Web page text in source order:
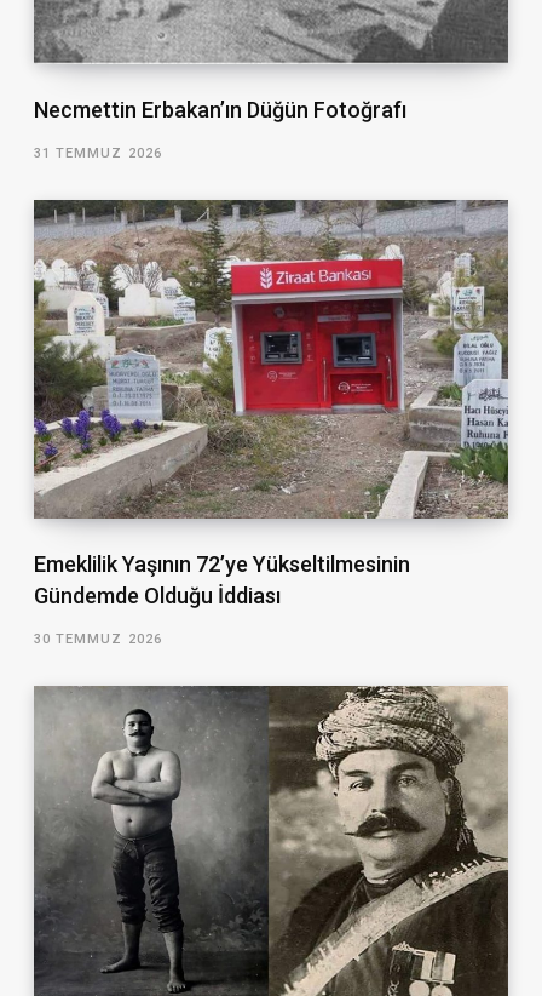
Necmettin Erbakan’ın Düğün Fotoğrafı
31 TEMMUZ 2026
Emeklilik Yaşının 72’ye Yükseltilmesinin
Gündemde Olduğu İddiası
30 TEMMUZ 2026